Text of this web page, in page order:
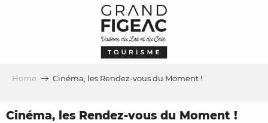
Home Cinéma, les Rendez-vous du Moment !
Cinéma, les Rendez-vous du Moment !